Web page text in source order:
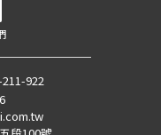
922